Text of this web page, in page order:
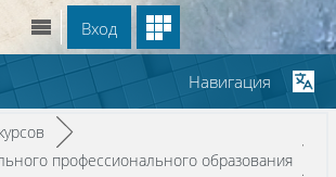
Вход
/►
профессионального образования
Навигация